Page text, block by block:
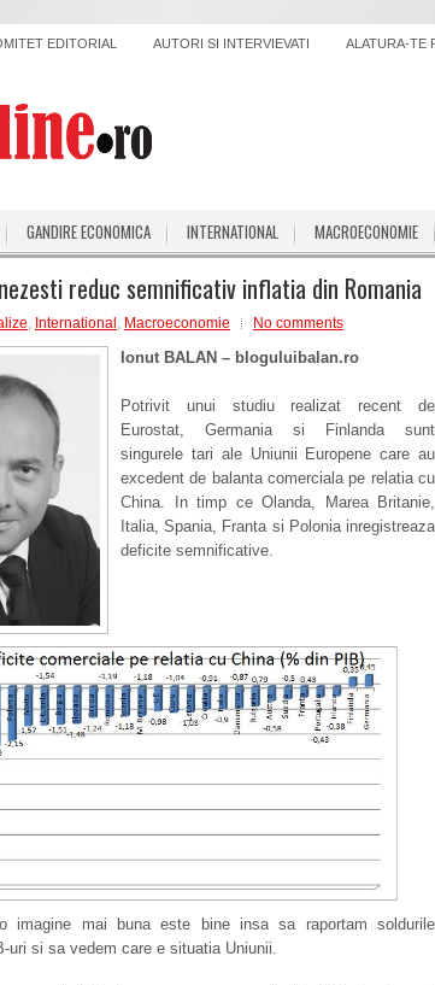
EDITORIAL AUTORI SI INTERVIEVATI ALATURA-TE
GANDIRE ECONOMICA INTERNATIONAL MACROECONOMIE
reduc semnificativ inflatia din Romania
, International , Macroeconomie No comments
Ionut BALAN – bloguluibalan.ro
Potrivit unui studiu realizat recent de
Eurostat, Germania si Finlanda sunt
singurele tari ale Uniunii Europene care au
excedent de balanta comerciala pe relatia cu
China. In timp ce Olanda, Marea Britanie,
Italia, Spania, Franta si Polonia inregistreaza
deficite semnificative.
imagine mai buna este bine insa sa raportam soldurile
uri si sa vedem care e situatia Uniunii.